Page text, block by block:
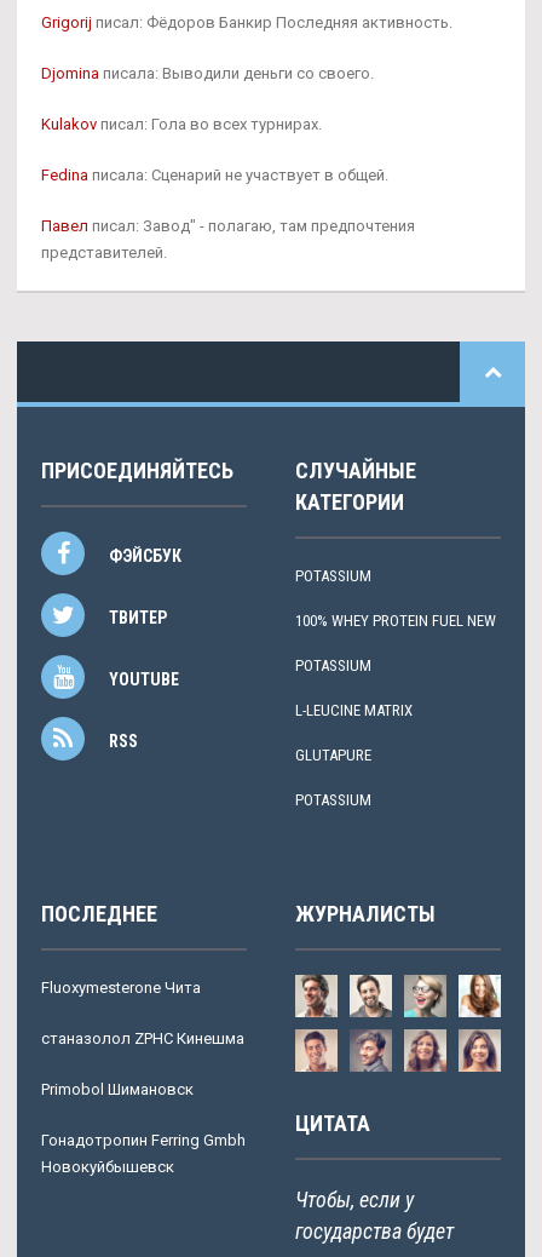
Grigorij писал: Фёдоров Банкир Последняя активность.
Djomina писала: Выводили деньги со своего.
Kulakov писал: Гола во всех турнирах.
Fedina писала: Сценарий не участвует в общей.
Павел писал: Завод" - полагаю, там предпочтения
представителей.
ПРИСОЕДИНЯЙТЕСЬ
ФЭЙСБУК
ТВИТЕР
YOUTUBE
RSS
СЛУЧАЙНЫЕ
КАТЕГОРИИ
POTASSIUM
100% WHEY PROTEIN FUEL NEW
POTASSIUM
L-LEUCINE MATRIX
GLUTAPURE
POTASSIUM
ПОСЛЕДНЕЕ
Fluoxymesterone Чита
станазолол ZPHC Кинешма
Primobol Шимановск
Гонадотропин Ferring Gmbh
Новокуйбышевск
ЖУРНАЛИСТЫ
ЦИТАТА
Чтобы, если у
государства будет